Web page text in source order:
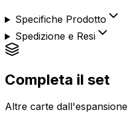
Specifiche Prodotto
Spedizione e Resi
Completa il set
Altre carte dall'espansione